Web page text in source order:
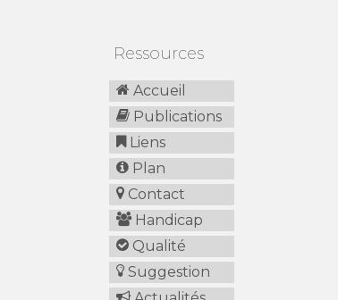
Ressources
Accueil
Publications
Liens
Plan
Contact
Handicap
Qualité
Suggestion